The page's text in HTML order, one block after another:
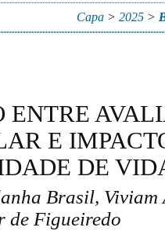
Capa> 2025>
ENTRE
E
DE
Brasil,
de Figueiredo